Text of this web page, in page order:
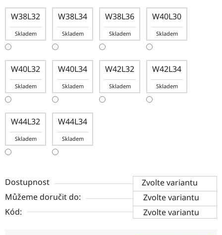
W38L32
Skladem
W38L34
Skladem
W38L36
Skladem
W40L30
Skladem
W40L32
Skladem
W40L34
Skladem
W42L32
Skladem
W42L34
Skladem
W44L32
Skladem
W44L34
Skladem
Dostupnost
Zvolte variantu
Můžeme doručit do:
Zvolte variantu
Kód:
Zvolte variantu